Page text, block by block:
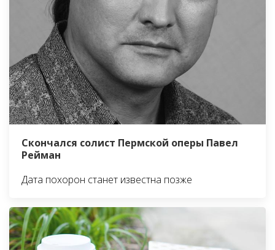
Скончался солист Пермской оперы Павел
Рейман
Дата похорон станет известна позже